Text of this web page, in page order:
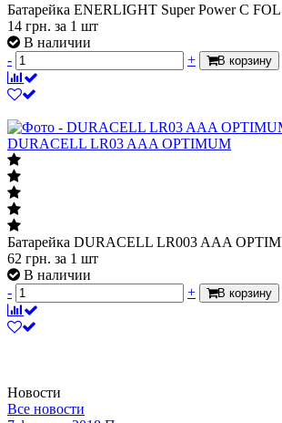
Батарейка ENERLIGHT Super Power C
14 грн. за 1 шт
В наличии
-
+ В корзину
DURACELL LR03 AAA OPTIMUM
Батарейка DURACELL LR003 AAA
62 грн. за 1 шт
В наличии
-
+ В корзину
Новости
Все новости